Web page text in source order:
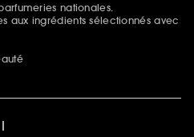
nationales.
aux ingrédients sélectionnés avec